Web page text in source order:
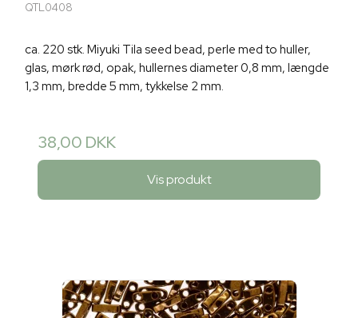
QTL0408
ca. 220 stk. Miyuki Tila seed bead, perle med to huller,
glas, mørk rød, opak, hullernes diameter 0,8 mm, længde
1,3 mm, bredde 5 mm, tykkelse 2 mm.
38,00 DKK
Vis produkt